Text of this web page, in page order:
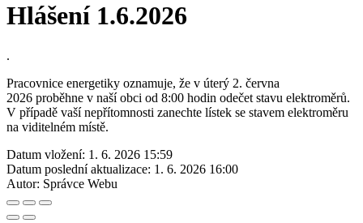
Hlášení 1.6.2026
.
Pracovnice energetiky oznamuje, že v úterý 2. června
2026 proběhne v naší obci od 8:00 hodin odečet stavu elektroměrů.
V případě vaší nepřítomnosti zanechte lístek se stavem elektroměru
na viditelném místě.
Datum vložení: 1. 6. 2026 15:59
Datum poslední aktualizace: 1. 6. 2026 16:00
Autor: Správce Webu